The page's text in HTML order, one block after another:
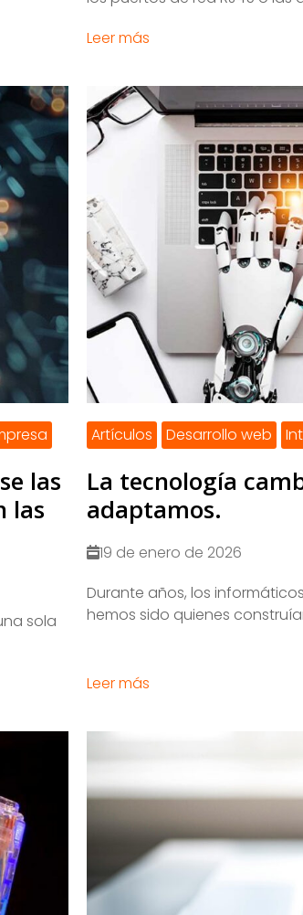
Leer más
las
las
sola
Artículos Desarrollo web
La tecnología
adaptamos.
19 de enero de 2026
​Durante años, los
hemos sido quienes
Leer más